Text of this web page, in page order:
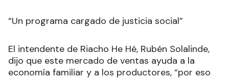
“Un programa cargado de justicia social”
El intendente de Riacho He Hé, Rubén Solalinde,
dijo que este mercado de ventas ayuda a la
economía familiar y a los productores, “por eso